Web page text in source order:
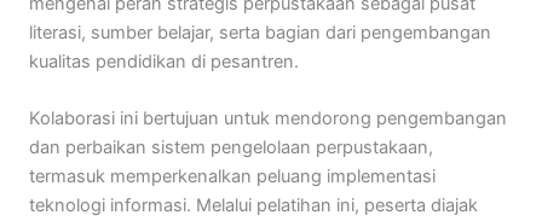
literasi, sumber belajar, serta bagian dari pengembangan
kualitas pendidikan di pesantren.
Kolaborasi ini bertujuan untuk mendorong pengembangan
dan perbaikan sistem pengelolaan perpustakaan,
termasuk memperkenalkan peluang implementasi
teknologi informasi. Melalui pelatihan ini, peserta diajak